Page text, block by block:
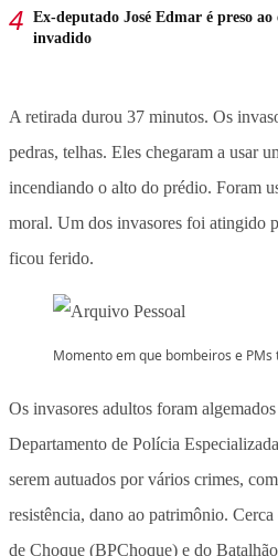
Ex-deputado José Edmar é preso
invadido
A retirada durou 37 minutos. Os
pedras, telhas. Eles chegaram a usar
incendiando o alto do prédio. Foram
moral. Um dos invasores foi atingido
ficou ferido.
Momento em que bombeiros e
Os invasores adultos foram
Departamento de Polícia
serem autuados por vários crimes,
resistência, dano ao patrimônio.
de Choque (BPChoque) e do